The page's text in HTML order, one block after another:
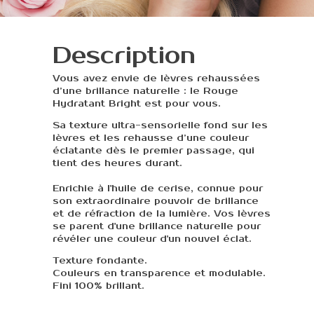
Description
Vous avez envie de lèvres rehaussées
d’une brillance naturelle : le Rouge
Hydratant Bright est pour vous.
Sa texture ultra-sensorielle fond sur les
lèvres et les rehausse d’une couleur
éclatante dès le premier passage, qui
tient des heures durant.
Enrichie à l'huile de cerise‚ connue pour
son extraordinaire pouvoir de brillance
et de réfraction de la lumière. Vos lèvres
se parent d'une brillance naturelle pour
révéler une couleur d'un nouvel éclat.
Texture fondante.
Couleurs en transparence et modulable.
Fini 100% brillant.